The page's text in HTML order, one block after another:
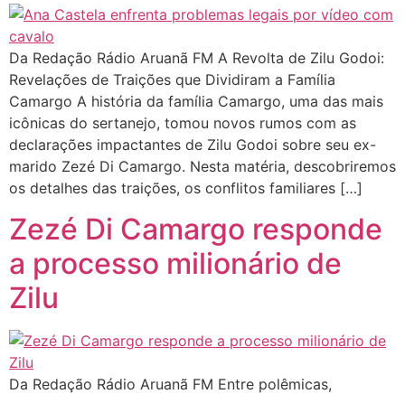
Da Redação Rádio Aruanã FM A Revolta de Zilu Godoi:
Revelações de Traições que Dividiram a Família
Camargo A história da família Camargo, uma das mais
icônicas do sertanejo, tomou novos rumos com as
declarações impactantes de Zilu Godoi sobre seu ex-
marido Zezé Di Camargo. Nesta matéria, descobriremos
os detalhes das traições, os conflitos familiares […]
Zezé Di Camargo responde
a processo milionário de
Zilu
Da Redação Rádio Aruanã FM Entre polêmicas,